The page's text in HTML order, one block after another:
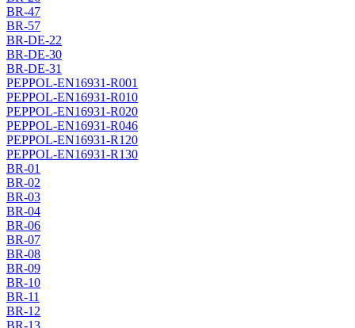
BR-47
BR-57
BR-DE-22
BR-DE-30
BR-DE-31
PEPPOL-EN16931-R001
PEPPOL-EN16931-R010
PEPPOL-EN16931-R020
PEPPOL-EN16931-R046
PEPPOL-EN16931-R120
PEPPOL-EN16931-R130
BR-01
BR-02
BR-03
BR-04
BR-06
BR-07
BR-08
BR-09
BR-10
BR-11
BR-12
BR-13